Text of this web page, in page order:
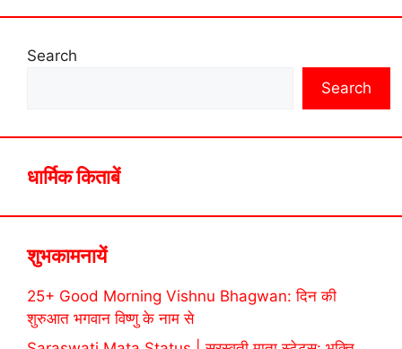
Search
Search
धार्मिक किताबें
शुभकामनायें
25+ Good Morning Vishnu Bhagwan: दिन की
शुरुआत भगवान विष्णु के नाम से